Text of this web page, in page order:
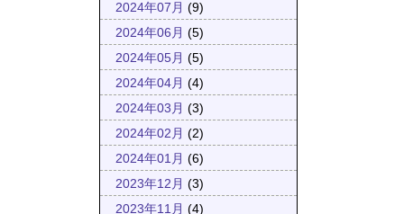
2024年07月 (9)
2024年06月 (5)
2024年05月 (5)
2024年04月 (4)
2024年03月 (3)
2024年02月 (2)
2024年01月 (6)
2023年12月 (3)
2023年11月 (4)